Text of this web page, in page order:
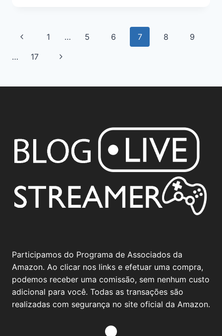
1 … 5 6 7 8
9
…
17
Participamos do Programa de Associados da
Amazon. Ao clicar nos links e efetuar uma compra,
podemos receber uma comissão, sem nenhum custo
adicional para você. Todas as transações são
realizadas com segurança no site oficial da Amazon.